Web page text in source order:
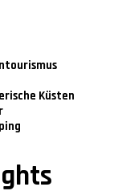
Küsten